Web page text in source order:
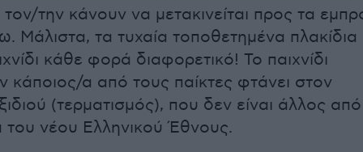
την κάνουν να μετακινείται προς τα
Μάλιστα, τα τυχαία τοποθετημένα πλακίδια
κάθε φορά διαφορετικό! Το παιχνίδι
κάποιος/α από τους παίκτες φτάνει στον
(τερματισμός), που δεν είναι άλλος από
του νέου Ελληνικού Έθνους.